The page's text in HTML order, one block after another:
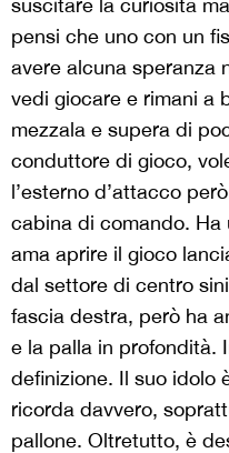
suscitare la curiosità
pensi che uno con un
avere alcuna speranza
vedi giocare e rimani a
mezzala e supera di
conduttore di gioco,
l’esterno d’attacco
cabina di comando. Ha
ama aprire il gioco
dal settore di centro
fascia destra, però ha
e la palla in profondità.
definizione. Il suo idolo
ricorda davvero,
pallone. Oltretutto, è